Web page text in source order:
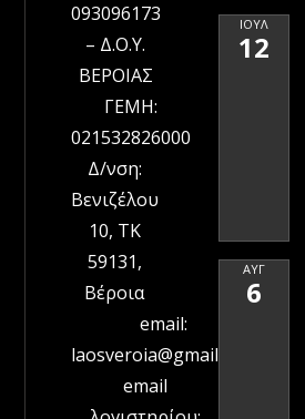
093096173
– Δ.Ο.Υ.
ΒΕΡΟΙΑΣ
ΓΕΜΗ:
021532826000
Δ/νση:
Βενιζέλου
10, ΤΚ
59131,
Βέροια
email:
laosveroia@gmail.com
email
ΙΟΎΛ
12
ΑΥΓ
6